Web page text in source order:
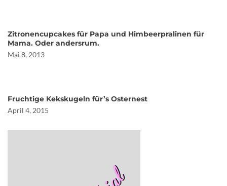
Zitronencupcakes für Papa und Himbeerpralinen für
Mama. Oder andersrum.
Mai 8, 2013
Fruchtige Kekskugeln für’s Osternest
April 4, 2015